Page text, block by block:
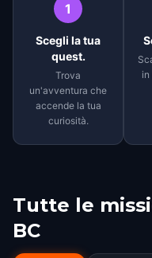
1
Scegli la tua
quest.
Trova
un'avventura che
accende la tua
curiosità.
in
Tutte le
BC